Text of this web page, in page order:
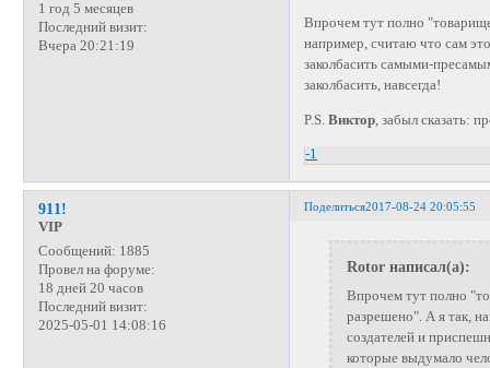
1 год 5 месяцев
Последний визит:
Вчера 20:21:19
Впрочем тут полно
например, считаю что сам
заколбасить самыми-
заколбасить, навсегда!
P.S.Виктор , забыл сказать:
-1
Поделиться2017-08-24 20:05:55
911!
VIP
Сообщений: 1885
Провел на форуме:
18 дней 20 часов
Последний визит:
2025-05-01 14:08:16
Rotor написал(а):
Впрочем тут полно
разрешено". А я так,
создателей и
которые выдумало